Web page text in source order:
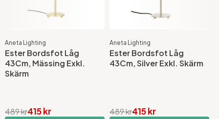
Aneta Lighting
Ester Bordsfot Låg
43Cm, Mässing Exkl.
Skärm
415 kr
489 kr
Aneta Lighting
Ester Bordsfot Låg
43Cm, Silver Exkl. Skärm
415 kr
489 kr